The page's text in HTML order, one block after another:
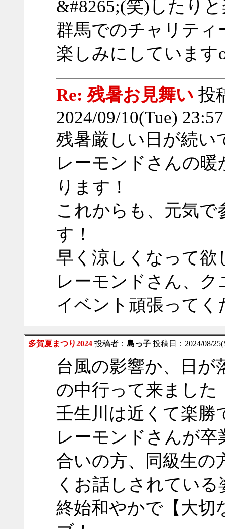
&#8265;(笑)したり
群馬でのチャリテ
楽しみにしています
Re: 残暑お見舞い 投
2024/09/10(Tue)
残暑厳しい日が続い
レーモンドさんの
ります！
これからも、元気
す！
早く涼しくなって欲
レーモンドさん、
イベント頑張ってく
多賀夏まつり2024 投稿者： 島っ子 投稿日：2024/08/
台風の影響か、日が
の中行って来ました
壬生川は近くて楽勝
レーモンドさんが
合いの方、同級生の
くお話しされてい
終始和やかで【大切